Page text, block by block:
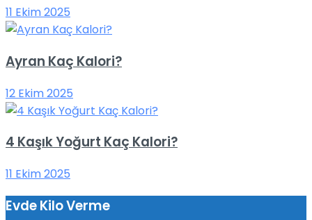
11 Ekim 2025
Ayran Kaç Kalori?
12 Ekim 2025
4 Kaşık Yoğurt Kaç Kalori?
11 Ekim 2025
Evde Kilo Verme